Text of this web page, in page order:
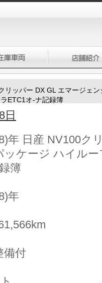
リッパー DX GL エマージェ
ETC1オ-ナ記録簿
日
年 日産 NV100ク
ッケージ ハイル
簿
年
備付